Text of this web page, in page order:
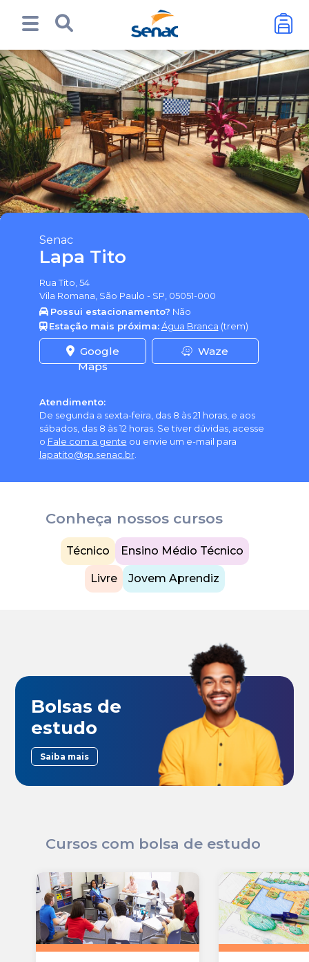
Foto: Raphael Martins
Senac
Lapa Tito
Rua Tito, 54
Vila Romana, São Paulo - SP, 05051-000
Possui estacionamento? Não
Estação mais próxima: Água Branca (trem)
Google
Maps
Waze
Atendimento:
De segunda a sexta-feira, das 8 às 21 horas, e aos
sábados, das 8 às 12 horas. Se tiver dúvidas, acesse
o Fale com a gente ou envie um e-mail para
lapatito@sp.senac.br.
Conheça nossos cursos
Técnico
Livre
Ensino Médio Técnico
Jovem Aprendiz
Bolsas de
estudo
Saiba mais
Cursos com bolsa de estudo